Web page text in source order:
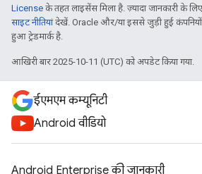
License के तहत लाइसेंस मिला है. ज़्यादा जानकारी के
साइट नीतियांदेखें. Oracle और/या इससे जुड़ी हुई कंपनियों
हुआ ट्रेडमार्क है.
आखिरी बार 2025-10-11 (UTC) को अपडेट किया गया.
ईएमएम कम्यूनिटी
Android वीडियो
Android Enterprise की जानकारी